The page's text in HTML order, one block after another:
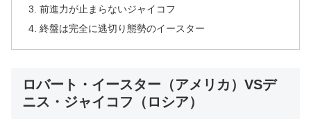
前進力が止まらないジャイコフ
終盤は完全に逃切り態勢のイースター
ロバート・イースター（アメリカ）VSデ
ニス・ジャイコフ（ロシア）